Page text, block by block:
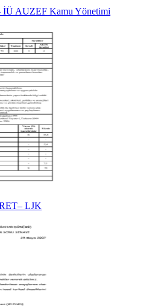
İÜ AUZEF Kamu Yönetimi
LJK